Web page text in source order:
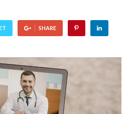
SHARE